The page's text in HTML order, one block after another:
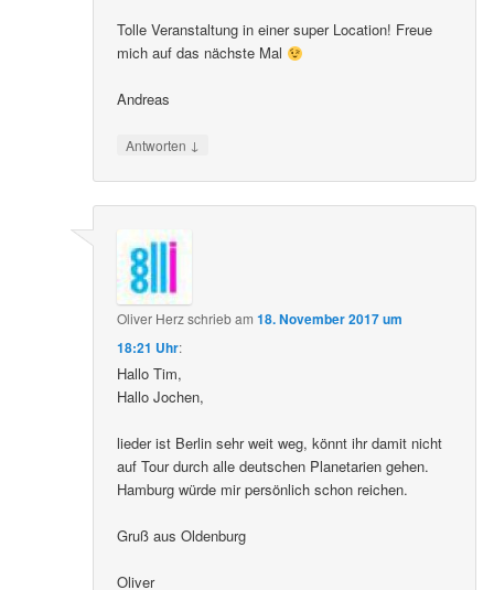
Tolle Veranstaltung in einer super Location! Freue
mich auf das nächste Mal
Andreas
Antworten ↓
Oliver Herzschriebam18. November 2017 um
18:21 Uhr:
Hallo Tim,
Hallo Jochen,
lieder ist Berlin sehr weit weg, könnt ihr damit nicht
auf Tour durch alle deutschen Planetarien gehen.
Hamburg würde mir persönlich schon reichen.
Gruß aus Oldenburg
Oliver